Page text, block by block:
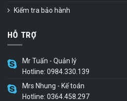
Kiểm tra bảo hành
HỖ TRỢ
Mr Tuấn - Quản lý
Hotline: 0984.330.139
Mrs Nhung - Kế toán
Hotline: 0364.458.297